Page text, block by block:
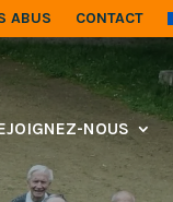
ABUS CONTACT
NOUS